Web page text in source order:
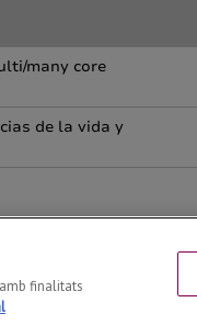
finalitats